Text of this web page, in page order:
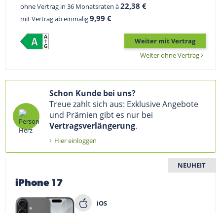
ohne Vertrag in 36 Monatsraten à22,38 €
mit Vertrag ab einmalig9,99 €
Weiter mit Vertrag
Weiter ohne Vertrag
Schon Kunde bei uns?
Treue zahlt sich aus: Exklusive Angebote
und Prämien gibt es nur bei
Vertragsverlängerung.
Hier einloggen
NEUHEIT
iPhone 17
iOS